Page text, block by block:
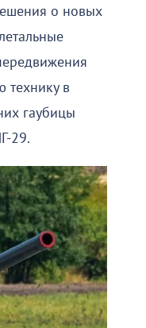
о новых
технику в
гаубицы
29.